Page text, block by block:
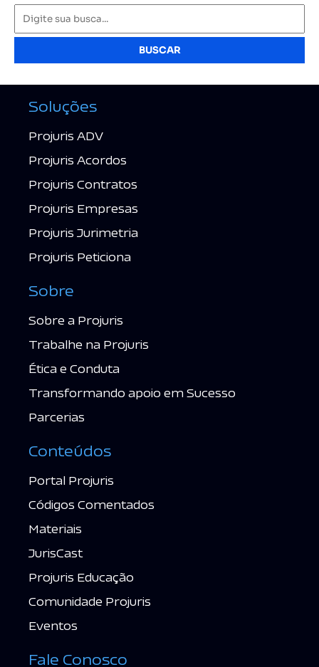
BUSCAR
Soluções
Projuris ADV
Projuris Acordos
Projuris Contratos
Projuris Empresas
Projuris Jurimetria
Projuris Peticiona
Sobre
Sobre a Projuris
Trabalhe na Projuris
Ética e Conduta
Transformando apoio em Sucesso
Parcerias
Conteúdos
Portal Projuris
Códigos Comentados
Materiais
JurisCast
Projuris Educação
Comunidade Projuris
Eventos
Fale Conosco